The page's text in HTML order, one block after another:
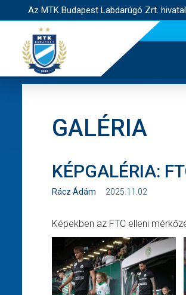
Az MTK Budapest Labdarúgó Zrt.
GALÉRIA
KÉPGALÉRIA:
Rácz Ádám 2025.11.02
Képekben az FTC elleni